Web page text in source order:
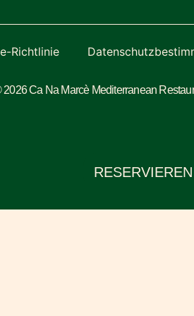
Richtlinie
2026 Ca Na Marcè Mediterranean
RESERVIEREN